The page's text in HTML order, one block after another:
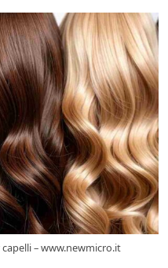
– www.newmicro.it